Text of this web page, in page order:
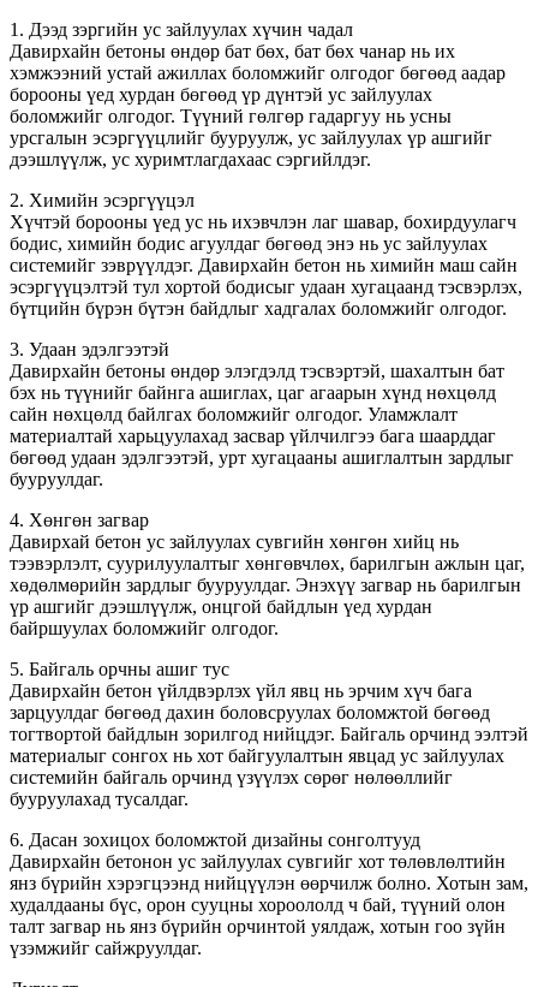
1. Дээд зэргийн ус зайлуулах хүчин чадал
Давирхайн бетоны өндөр бат бөх, бат бөх чанар нь их
хэмжээний устай ажиллах боломжийг олгодог бөгөөд аадар
борооны үед хурдан бөгөөд үр дүнтэй ус зайлуулах
боломжийг олгодог. Түүний гөлгөр гадаргуу нь усны
урсгалын эсэргүүцлийг бууруулж, ус зайлуулах үр ашгийг
дээшлүүлж, ус хуримтлагдахаас сэргийлдэг.
2. Химийн эсэргүүцэл
Хүчтэй борооны үед ус нь ихэвчлэн лаг шавар, бохирдуулагч
бодис, химийн бодис агуулдаг бөгөөд энэ нь ус зайлуулах
системийг зэврүүлдэг. Давирхайн бетон нь химийн маш сайн
эсэргүүцэлтэй тул хортой бодисыг удаан хугацаанд тэсвэрлэх,
бүтцийн бүрэн бүтэн байдлыг хадгалах боломжийг олгодог.
3. Удаан эдэлгээтэй
Давирхайн бетоны өндөр элэгдэлд тэсвэртэй, шахалтын бат
бэх нь түүнийг байнга ашиглах, цаг агаарын хүнд нөхцөлд
сайн нөхцөлд байлгах боломжийг олгодог. Уламжлалт
материалтай харьцуулахад засвар үйлчилгээ бага шаарддаг
бөгөөд удаан эдэлгээтэй, урт хугацааны ашиглалтын зардлыг
бууруулдаг.
4. Хөнгөн загвар
Давирхай бетон ус зайлуулах сувгийн хөнгөн хийц нь
тээвэрлэлт, суурилуулалтыг хөнгөвчлөх, барилгын ажлын цаг,
хөдөлмөрийн зардлыг бууруулдаг. Энэхүү загвар нь барилгын
үр ашгийг дээшлүүлж, онцгой байдлын үед хурдан
байршуулах боломжийг олгодог.
5. Байгаль орчны ашиг тус
Давирхайн бетон үйлдвэрлэх үйл явц нь эрчим хүч бага
зарцуулдаг бөгөөд дахин боловсруулах боломжтой бөгөөд
тогтвортой байдлын зорилгод нийцдэг. Байгаль орчинд ээлтэй
материалыг сонгох нь хот байгуулалтын явцад ус зайлуулах
системийн байгаль орчинд үзүүлэх сөрөг нөлөөллийг
бууруулахад тусалдаг.
6. Дасан зохицох боломжтой дизайны сонголтууд
Давирхайн бетонон ус зайлуулах сувгийг хот төлөвлөлтийн
янз бүрийн хэрэгцээнд нийцүүлэн өөрчилж болно. Хотын зам,
худалдааны бүс, орон сууцны хороололд ч бай, түүний олон
талт загвар нь янз бүрийн орчинтой уялдаж, хотын гоо зүйн
үзэмжийг сайжруулдаг.